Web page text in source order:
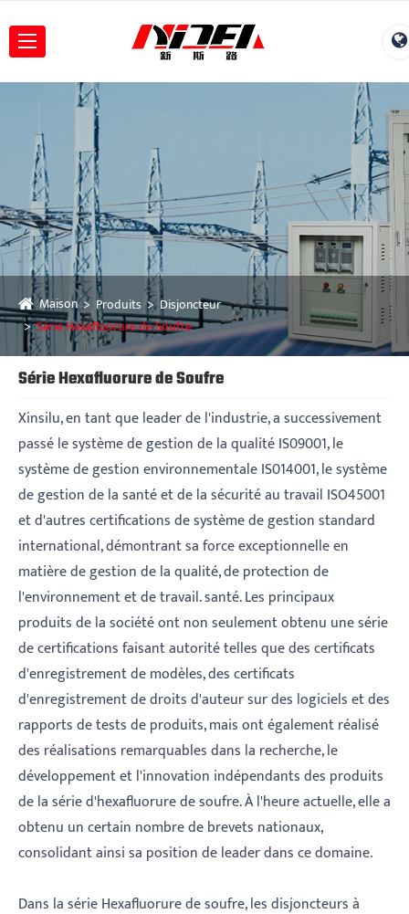
Maison Produits
Disjoncteur
Série Hexafluorure de Soufre
Série Hexafluorure de Soufre
Xinsilu, en tant que leader de l'industrie, a successivement
passé le système de gestion de la qualité IS09001, le
système de gestion environnementale IS014001, le système
de gestion de la santé et de la sécurité au travail ISO45001
et d'autres certifications de système de gestion standard
international, démontrant sa force exceptionnelle en
matière de gestion de la qualité, de protection de
l'environnement et de travail. santé. Les principaux
produits de la société ont non seulement obtenu une série
de certifications faisant autorité telles que des certificats
d'enregistrement de modèles, des certificats
d'enregistrement de droits d'auteur sur des logiciels et des
rapports de tests de produits, mais ont également réalisé
des réalisations remarquables dans la recherche, le
développement et l'innovation indépendants des produits
de la série d'hexafluorure de soufre. À l'heure actuelle, elle a
obtenu un certain nombre de brevets nationaux,
consolidant ainsi sa position de leader dans ce domaine.
Dans la série Hexafluorure de soufre, les disjoncteurs à